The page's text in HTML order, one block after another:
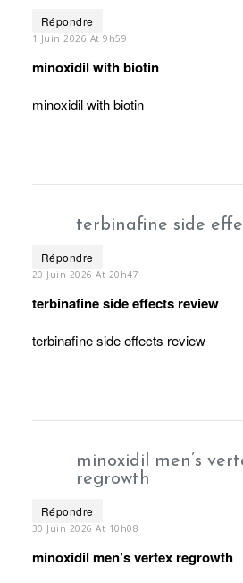
Répondre
1 Juin 2026 At 9h59
minoxidil with biotin
minoxidil with biotin
terbinafine side
Répondre
20 Juin 2026 At 20h47
terbinafine side effects review
terbinafine side effects review
minoxidil men’s
regrowth
Répondre
30 Juin 2026 At 10h08
minoxidil men’s vertex regrowth